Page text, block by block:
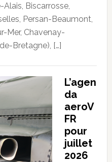
Biscarrosse,
Persan-Beaumont,
Mer, Chavenay-
Bretagne), […]
L’agen
da
aeroV
FR
pour
juillet
2026